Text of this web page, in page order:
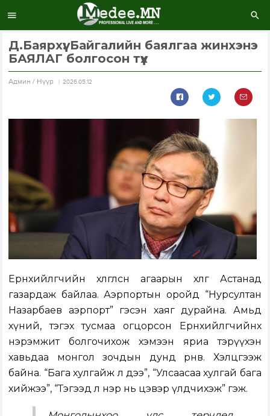
Д.Баярхүү: Байгалийн баялгаа жинхэнэ
БАЯЛАГ болгосон түүх
Aдмин / Нүүр 2026.05.12
Ерөнхийлөгчийн хөлөглөсөн агаарын хөлөг Астанад
газардаж байлаа. Аэрпортын оройд “Нурсултан
Назарбаев аэрпорт” гэсэн хаяг дурайна. Амьд
хүний, тэгэх тусмаа огцорсон Ерөнхийлөгчийнхөө
нэрэмжит болгочихож хэмээн яриа тэрүүхэн
хавьдаа монгол зочдын дунд өрнөв. Хэлцгээж
байна. “Бага хулгайж л дээ”, “Улсаасаа хулгай бага
хийжээ”, “Тэгээд л нэр нь цэвэр үлдчихэж” гэж.